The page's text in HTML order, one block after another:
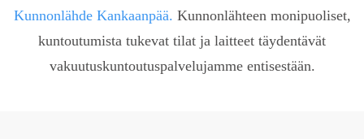
Kunnonlähde Kankaanpää. Kunnonlähteen monipuoliset,
kuntoutumista tukevat tilat ja laitteet täydentävät
vakuutuskuntoutuspalvelujamme entisestään.